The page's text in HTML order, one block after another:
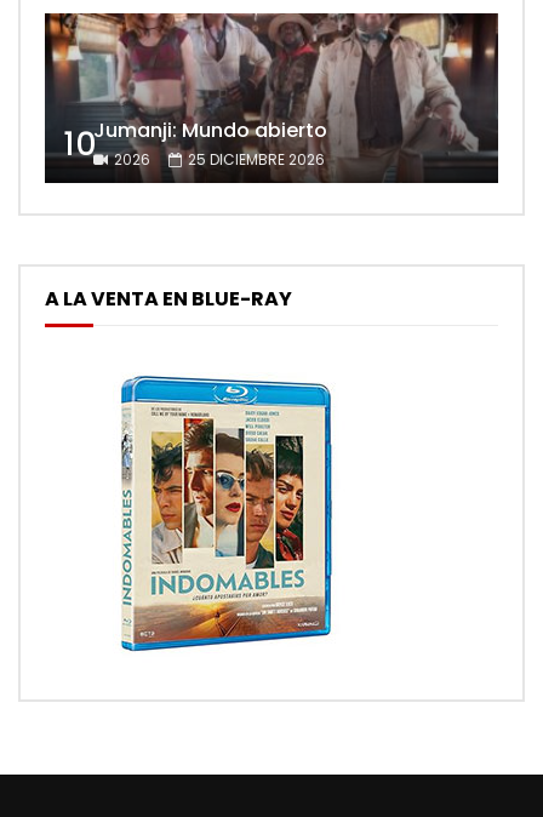
10Jumanji: Mundo abierto
2026 25 DICIEMBRE 2026
A LA VENTA EN BLUE-RAY